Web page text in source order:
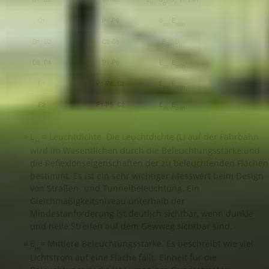
P1-P6
D1, D2 Em, U o
P1-P6 min
Em, Emin
E2 P1-P5, C2 E , E min
L
= Leuchtdichte. Die Leuchtdichte (L) auf der Fahrbahn
wird im Wesentlichen durch die Beleuchtungsstärke und
die Reflexionseigenschaften der zu beleuchtenden Flächen